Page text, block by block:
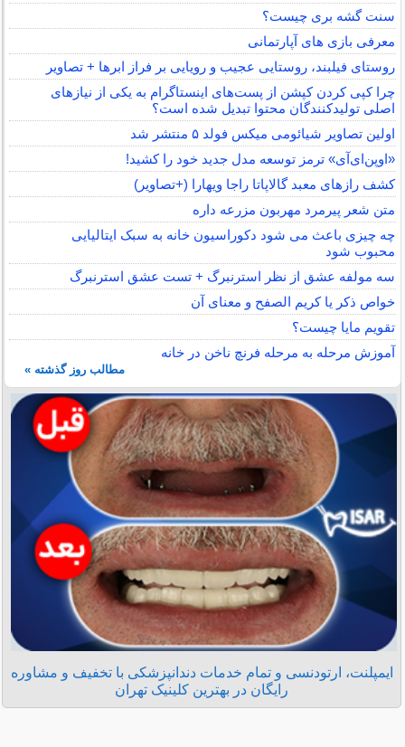
سنت گشه بری چیست؟
معرفی بازی های آپارتمانی
روستای فیلبند، روستایی عجیب و رویایی بر فراز ابرها + تصاویر
چرا کپی کردن کپشن از پست‌های اینستاگرام به یکی از نیازهای
اصلی تولیدکنندگان محتوا تبدیل شده است؟
اولین تصاویر شیائومی میکس فولد ۵ منتشر شد
«اوپن‌ای‌آی» ترمز توسعه مدل جدید خود را کشید!
کشف رازهای معبد گالاپاتا راجا ویهارا (+تصاویر)
متن شعر پیرمرد مهربون مزرعه داره
چه چیزی باعث می شود دکوراسیون خانه به سبک ایتالیایی
محبوب شود
سه مولفه عشق از نظر استرنبرگ + تست عشق استرنبرگ
خواص ذکر یا کریم الصفح و معنای آن
تقویم مایا چیست؟
آموزش مرحله به مرحله فرنچ ناخن در خانه
مطالب روز گذشته »
ایمپلنت، ارتودنسی و تمام خدمات دندانپزشکی با تخفیف و مشاوره
رایگان در بهترین کلینیک تهران